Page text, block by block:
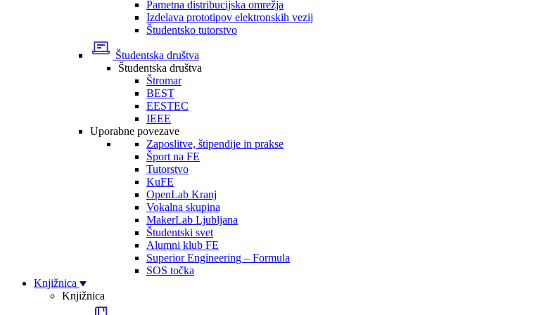
Pametna distribucijska omrežja
Izdelava prototipov elektronskih vezij
Študentsko tutorstvo
Študentska društva
Študentska društva
Štromar
BEST
EESTEC
IEEE
Uporabne povezave
Zaposlitve, štipendije in prakse
Šport na FE
Tutorstvo
KuFE
OpenLab Kranj
Vokalna skupina
MakerLab Ljubljana
Študentski svet
Alumni klub FE
Superior Engineering – Formula
SOS točka
Knjižnica
Knjižnica